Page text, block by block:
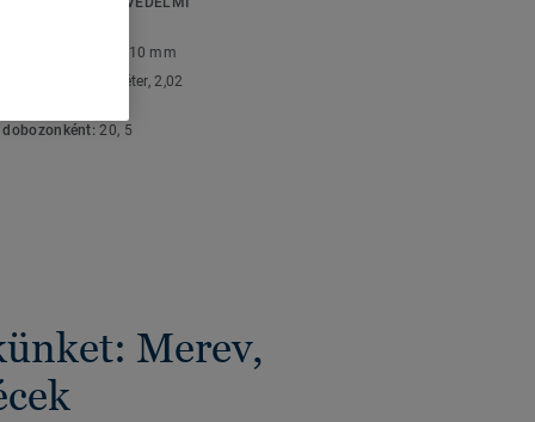
15 mm, 10 mm
2,57 Méter, 1,95 Méter, 2,02
dobozonként:20, 5
Merev,